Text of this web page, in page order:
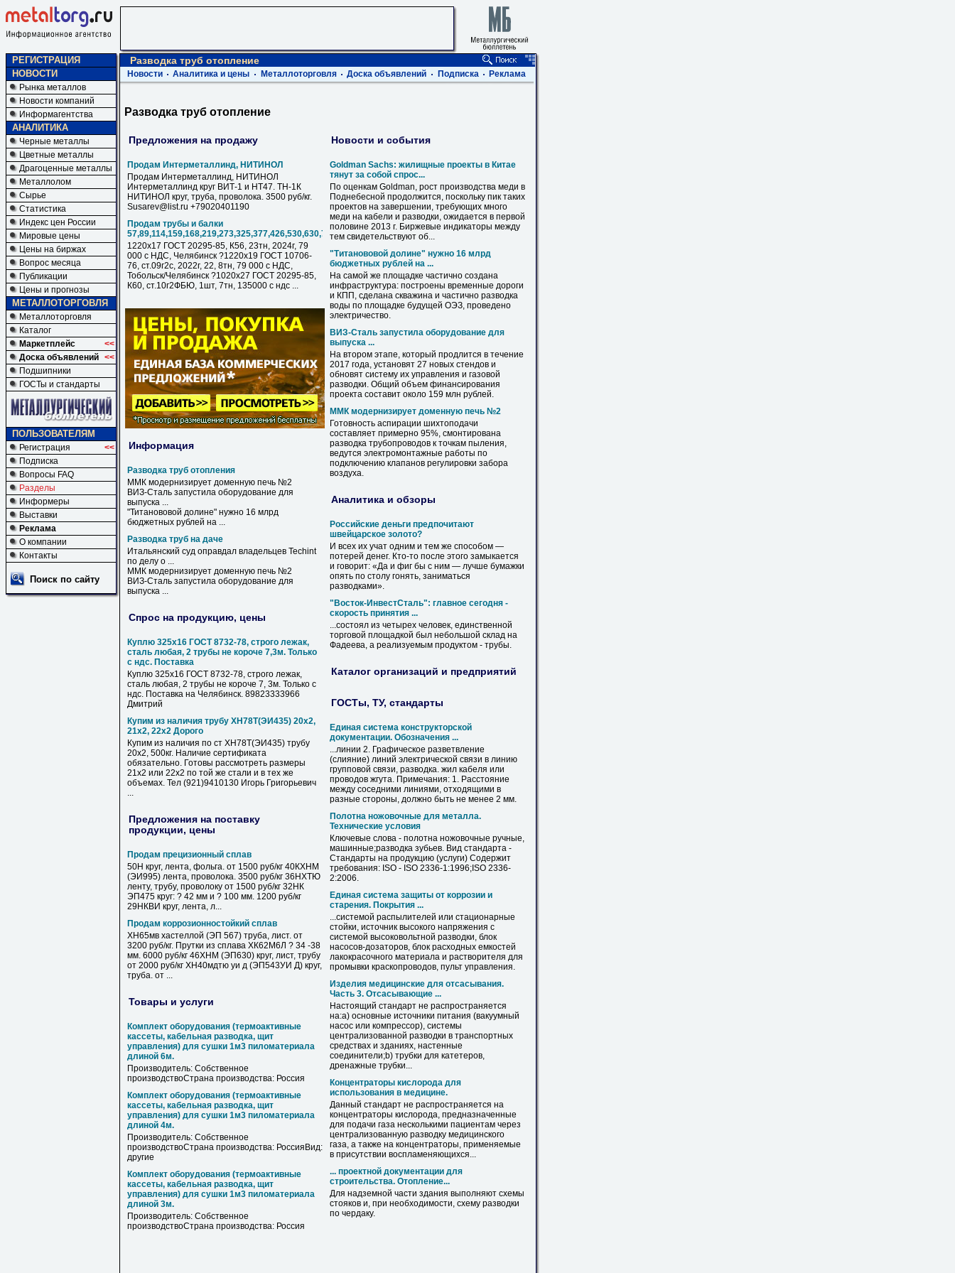
РЕГИСТРАЦИЯ
НОВОСТИ
Рынка металлов
Новости компаний
Информагентства
АНАЛИТИКА
Черные металлы
Цветные металлы
Драгоценные металлы
Металлолом
Сырье
Статистика
Индекс цен России
Мировые цены
Цены на биржах
Вопрос месяца
Публикации
Цены и прогнозы
МЕТАЛЛОТОРГОВЛЯ
Металлоторговля
Каталог
Маркетплейс
<<
Доска объявлений <<
Подшипники
ГОСТы и стандарты
ПОЛЬЗОВАТЕЛЯМ
Регистрация
<<
Подписка
Вопросы FAQ
Разделы
Информеры
Выставки
Реклама
О компании
Контакты
Поиск по сайту
Разводка труб отопление
Новости Аналитика и цены Металлоторговля Доска объявлений Подписка Реклама
Разводка труб отопление
Предложения на продажу
Продам Интерметаллинд, НИТИНОЛ
Продам Интерметаллинд, НИТИНОЛ
Интерметаллинд круг ВИТ-1 и НТ47. ТН-1К
НИТИНОЛ круг, труба, проволока. 3500 руб/кг.
Susarev@list.ru +79020401190
Продам трубы и балки
57,89,114,159,168,219,273,325,377,426,530,630,720,820,1020,1220,1420
1220х17 ГОСТ 20295-85, К56, 23тн, 2024г, 79
000 с НДC, Челябинск ?1220х19 ГОСТ 10706-
76, ст.09г2с, 2022г, 22, 8тн, 79 000 с НДC,
Тобольск/Челябинск ?1020х27 ГОСТ 20295-85,
К60, ст.10г2ФБЮ, 1шт, 7тн, 135000 с ндс ...
Информация
Разводка труб отопления
ММК модернизирует доменную печь №2
ВИЗ-Сталь запустила оборудование для
выпуска ...
"Титанововой долине" нужно 16 млрд
бюджетных рублей на ...
Разводка труб на даче
Итальянский суд оправдал владельцев Techint
по делу о ...
ММК модернизирует доменную печь №2
ВИЗ-Сталь запустила оборудование для
выпуска ...
Спрос на продукцию, цены
Куплю 325х16 ГОСТ 8732-78, строго лежак,
сталь любая, 2 трубы не короче 7,3м. Только
с ндс. Поставка
Куплю 325х16 ГОСТ 8732-78, строго лежак,
сталь любая, 2 трубы не короче 7, 3м. Только с
ндс. Поставка на Челябинск. 89823333966
Дмитрий
Купим из наличия трубу ХН78Т(ЭИ435) 20х2,
21х2, 22х2 Дорого
Купим из наличия по ст ХН78Т(ЭИ435) трубу
20х2, 500кг. Наличие сертификата
обязательно. Готовы рассмотреть размеры
21х2 или 22х2 по той же стали и в тех же
объемах. Тел (921)9410130 Игорь Григорьевич
...
Предложения на поставку
продукции, цены
Продам прецизионный сплав
50Н круг, лента, фольга. от 1500 руб/кг 40КХНМ
(ЭИ995) лента, проволока. 3500 руб/кг 36НХТЮ
ленту, трубу, проволоку от 1500 руб/кг 32НК
ЭП475 круг: ? 42 мм и ? 100 мм. 1200 руб/кг
29НКВИ круг, лента, л...
Продам коррозионностойкий сплав
ХН65мв хастеллой (ЭП 567) труба, лист. от
3200 руб/кг. Прутки из сплава ХК62М6Л ? 34 -38
мм. 6000 руб/кг 46ХНМ (ЭП630) круг, лист, трубу
от 2000 руб/кг ХН40мдтю уи д (ЭП543УИ Д) круг,
труба. от ...
Товары и услуги
Комплект оборудования (термоактивные
кассеты, кабельная разводка, щит
управления) для сушки 1м3 пиломатериала
длиной 6м.
Производитель: Собственное
производствоСтрана производства: Россия
Комплект оборудования (термоактивные
кассеты, кабельная разводка, щит
управления) для сушки 1м3 пиломатериала
длиной 4м.
Производитель: Собственное
производствоСтрана производства: РоссияВид:
другие
Комплект оборудования (термоактивные
кассеты, кабельная разводка, щит
управления) для сушки 1м3 пиломатериала
длиной 3м.
Производитель: Собственное
производствоСтрана производства: Россия
Новости и события
Goldman Sachs: жилищные проекты в Китае
тянут за собой спрос...
По оценкам Goldman, рост производства меди в
Поднебесной продолжится, поскольку пик таких
проектов на завершении, требующих много
меди на кабели и разводки, ожидается в первой
половине 2013 г. Биржевые индикаторы между
тем свидетельствуют об...
"Титанововой долине" нужно 16 млрд
бюджетных рублей на ...
На самой же площадке частично создана
инфраструктура: построены временные дороги
и КПП, сделана скважина и частично разводка
воды по площадке будущей ОЭЗ, проведено
электричество.
ВИЗ-Сталь запустила оборудование для
выпуска ...
На втором этапе, который продлится в течение
2017 года, установят 27 новых стендов и
обновят систему их управления и газовой
разводки. Общий объем финансирования
проекта составит около 159 млн рублей.
ММК модернизирует доменную печь №2
Готовность аспирации шихтоподачи
составляет примерно 95%, смонтирована
разводка трубопроводов к точкам пыления,
ведутся электромонтажные работы по
подключению клапанов регулировки забора
воздуха.
Аналитика и обзоры
Российские деньги предпочитают
швейцарское золото?
И всех их учат одним и тем же способом —
потерей денег. Кто-то после этого замыкается
и говорит: «Да и фиг бы с ним — лучше бумажки
опять по столу гонять, заниматься
разводками».
"Восток-ИнвестСталь": главное сегодня -
скорость принятия ...
...состоял из четырех человек, единственной
торговой площадкой был небольшой склад на
Фадеева, а реализуемым продуктом - трубы.
Каталог организаций и предприятий
ГОСТы, ТУ, стандарты
Единая система конструкторской
документации. Обозначения ...
...линии 2. Графическое разветвление
(слияние) линий электрической связи в линию
групповой связи, разводка. жил кабеля или
проводов жгута. Примечания: 1. Расстояние
между соседними линиями, отходящими в
разные стороны, должно быть не менее 2 мм.
Полотна ножовочные для металла.
Технические условия
Ключевые слова - полотна ножовочные ручные,
машинные;разводка зубьев. Вид стандарта -
Стандарты на продукцию (услуги) Содержит
требования: ISO - ISO 2336-1:1996;ISO 2336-
2:2006.
Единая система защиты от коррозии и
старения. Покрытия ...
...системой распылителей или стационарные
стойки, источник высокого напряжения с
системой высоковольтной разводки, блок
насосов-дозаторов, блок расходных емкостей
лакокрасочного материала и растворителя для
промывки краскопроводов, пульт управления.
Изделия медицинские для отсасывания.
Часть 3. Отсасывающие ...
Настоящий стандарт не распространяется
на:а) основные источники питания (вакуумный
насос или компрессор), системы
централизованной разводки в транспортных
средствах и зданиях, настенные
соединители;b) трубки для катетеров,
дренажные трубки...
Концентраторы кислорода для
использования в медицине.
Данный стандарт не распространяется на
концентраторы кислорода, предназначенные
для подачи газа несколькими пациентам через
централизованную разводку медицинского
газа, а также на концентраторы, применяемые
в присутствии воспламеняющихся...
... проектной документации для
строительства. Отопление...
Для надземной части здания выполняют схемы
стояков и, при необходимости, схему разводки
по чердаку.